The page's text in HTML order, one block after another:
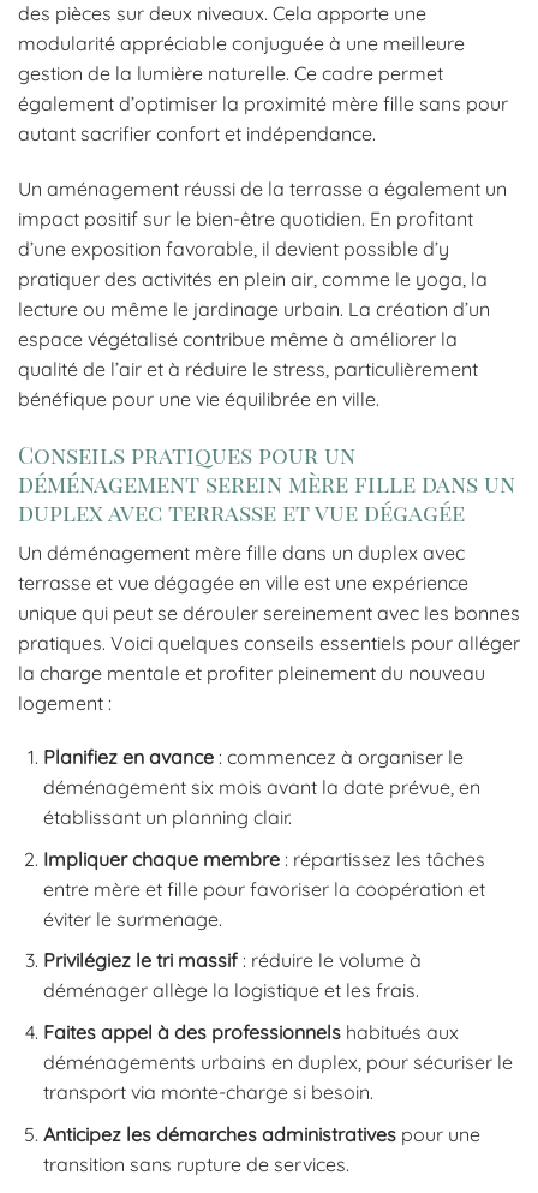
des pièces sur deux niveaux. Cela apporte une
modularité appréciable conjuguée à une meilleure
gestion de la lumière naturelle. Ce cadre permet
également d’optimiser la proximité mère fille sans pour
autant sacrifier confort et indépendance.
Un aménagement réussi de la terrasse a également un
impact positif sur le bien-être quotidien. En profitant
d’une exposition favorable, il devient possible d’y
pratiquer des activités en plein air, comme le yoga, la
lecture ou même le jardinage urbain. La création d’un
espace végétalisé contribue même à améliorer la
qualité de l’air et à réduire le stress, particulièrement
bénéfique pour une vie équilibrée en ville.
Conseils pratiques pour un
déménagement serein mère fille dans un
duplex avec terrasse et vue dégagée
Un déménagement mère fille dans un duplex avec
terrasse et vue dégagée en ville est une expérience
unique qui peut se dérouler sereinement avec les bonnes
pratiques. Voici quelques conseils essentiels pour alléger
la charge mentale et profiter pleinement du nouveau
logement :
Planifiez en avance: commencez à organiser le
déménagement six mois avant la date prévue, en
établissant un planning clair.
Impliquer chaque membre: répartissez les tâches
entre mère et fille pour favoriser la coopération et
éviter le surmenage.
Privilégiez le tri massif: réduire le volume à
déménager allège la logistique et les frais.
Faites appel à des professionnelshabitués aux
déménagements urbains en duplex, pour sécuriser le
transport via monte-charge si besoin.
Anticipez les démarches administrativespour une
transition sans rupture de services.